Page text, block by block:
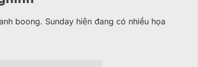
boong. Sunday hiện đang có nhiều họa